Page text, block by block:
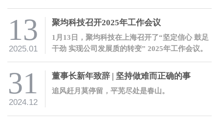
13
2025.01
聚均科技召开2025年工作会议
1月13日，聚均科技在上海召开了“坚定信心 鼓足
干劲 实现公司发展质的转变” 2025年工作会议。
31
2024.12
董事长新年致辞 | 坚持做难而正确的事
追风赶月莫停留，平芜尽处是春山。